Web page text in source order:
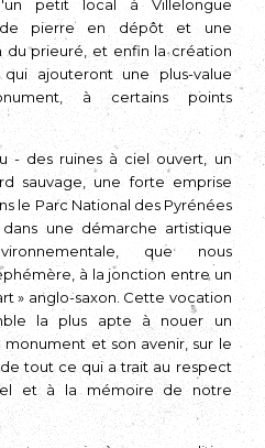
petit local à Villelongue
pierre en dépôt et une
du prieuré, et enfin la création
ajouteront une plus-value
à certains points
- des ruines à ciel ouvert, un
sauvage, une forte emprise
le Parc National des Pyrénées
une démarche artistique
que nous
à la jonction entre un
» anglo-saxon. Cette vocation
la plus apte à nouer un
et son avenir, sur le
tout ce qui a trait au respect
et à la mémoire de notre